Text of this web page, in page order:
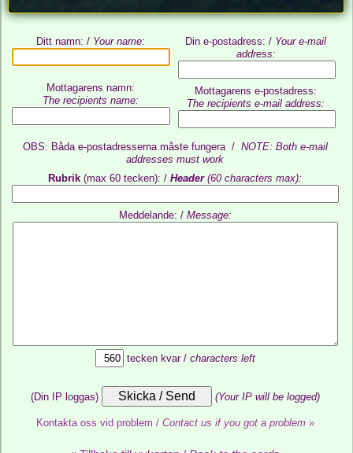
Ditt namn: / Your name:
Mottagarens namn:
The recipients name:
Din e-postadress: / Your e-mail
address:
Mottagarens e-postadress:
The recipients e-mail address:
OBS: Båda e-postadresserna måste fungera / NOTE: Both e-mail
addresses must work
Rubrik (max 60 tecken): / Header(60 characters max):
Meddelande: / Message:
tecken kvar / characters left
(Din IP loggas) (Your IP will be logged)
Kontakta oss vid problem / Contact us if you got a problem»